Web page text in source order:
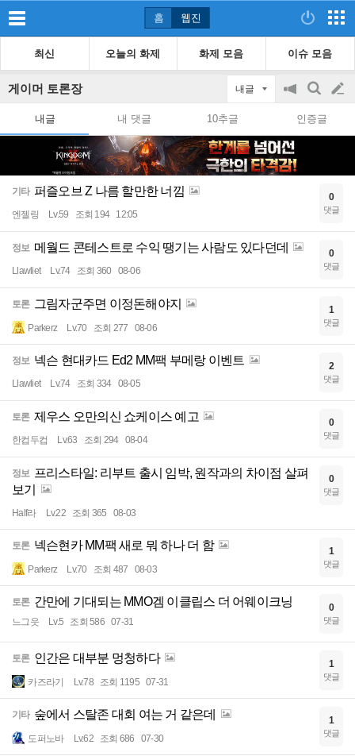
홈 웹진
최신 오늘의 화제 화제 모음 이슈 모음
게이머 토론장 내글
공
on/off
검
색
글
쓰
내글 내 댓글 10추글 인증글
기타 퍼즐오브 Z 나름 할만한 너낌
엔젤링 Lv.59 조회 194 12:05
0
댓글
정보 메월드 콘테스트로 수익 땡기는 사람도 있다던데
Llawliet Lv.74 조회 360 08-06
0
댓글
토론 그림자군주면 이정돈해야지
Parkerz Lv.70 조회 277 08-06
1
댓글
정보 넥슨 현대카드 Ed2 MM팩 부메랑 이벤트
Llawliet Lv.74 조회 334 08-05
2
댓글
토론 제우스 오만의신 쇼케이스 예고
한컵두컵 Lv.63 조회 294 08-04
0
댓글
정보 프리스타일: 리부트 출시 임박, 원작과의 차이점 살펴
보기
Half라 Lv.22 조회 365 08-03
0
댓글
토론 넥슨현카 MM팩 새로 뭐 하나 더 함
Parkerz Lv.70 조회 487 08-03
1
댓글
토론 간만에 기대되는 MMO겜 이클립스 더 어웨이크닝
느그읏 Lv.5 조회 586 07-31
0
댓글
토론 인간은 대부분 멍청하다
카즈라기 Lv.78 조회 1195 07-31
1
댓글
기타 숲에서 스탈존 대회 여는 거 같은데
도퍼노바 Lv.62 조회 686 07-30
1
댓글